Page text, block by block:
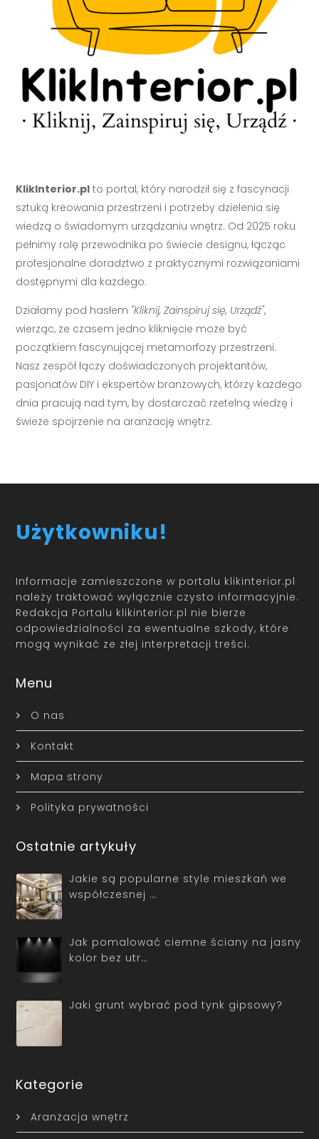
KlikInterior.pl to portal, który narodził się z fascynacji
sztuką kreowania przestrzeni i potrzeby dzielenia się
wiedzą o świadomym urządzaniu wnętrz. Od 2025 roku
pełnimy rolę przewodnika po świecie designu, łącząc
profesjonalne doradztwo z praktycznymi rozwiązaniami
dostępnymi dla każdego.
Działamy pod hasłem "Kliknij, Zainspiruj się, Urządź",
wierząc, że czasem jedno kliknięcie może być
początkiem fascynującej metamorfozy przestrzeni.
Nasz zespół łączy doświadczonych projektantów,
pasjonatów DIY i ekspertów branżowych, którzy każdego
dnia pracują nad tym, by dostarczać rzetelną wiedzę i
świeże spojrzenie na aranżację wnętrz.
Użytkowniku!
Informacje zamieszczone w portalu klikinterior.pl
należy traktować wyłącznie czysto informacyjnie.
Redakcja Portalu klikinterior.pl nie bierze
odpowiedzialności za ewentualne szkody, które
mogą wynikać ze złej interpretacji treści.
Menu
O nas
Kontakt
Mapa strony
Polityka prywatności
Ostatnie artykuły
Jakie są popularne style mieszkań we
współczesnej …
Jak pomalować ciemne ściany na jasny
kolor bez utr…
Jaki grunt wybrać pod tynk gipsowy?
Kategorie
Aranżacja wnętrz